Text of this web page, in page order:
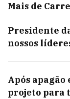
Mais de
Presidente
nossos
Após
projeto para